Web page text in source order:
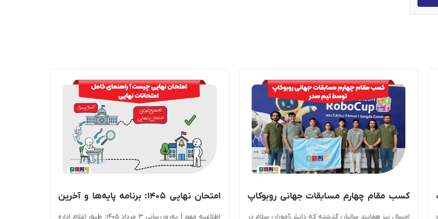
کسب مقام چهارم مسابقات جهانی روبوکاپ
کره جنوبی توسط تیم رباتیک صدر
امسال نیز همانند سالیان گذشته که دانش‌آموزان سلام در
امتحان نهایی ۱۴۰۵: برنامه پایه‌ها و آخرین
وضعیت برگزاری از ۲۱ تیر
اطلاعیه مهم | به‌روزرسانی ۳ مرداد ۱۴۰۵: طبق اعلام اداره